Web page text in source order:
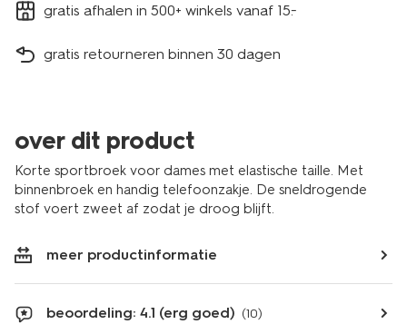
gratis afhalen in 500+ winkels vanaf 15.-
gratis retourneren binnen 30 dagen
over dit product
Korte sportbroek voor dames met elastische taille. Met
binnenbroek en handig telefoonzakje. De sneldrogende
stof voert zweet af zodat je droog blijft.
meer productinformatie
beoordeling: 4.1 (erg goed) (10)